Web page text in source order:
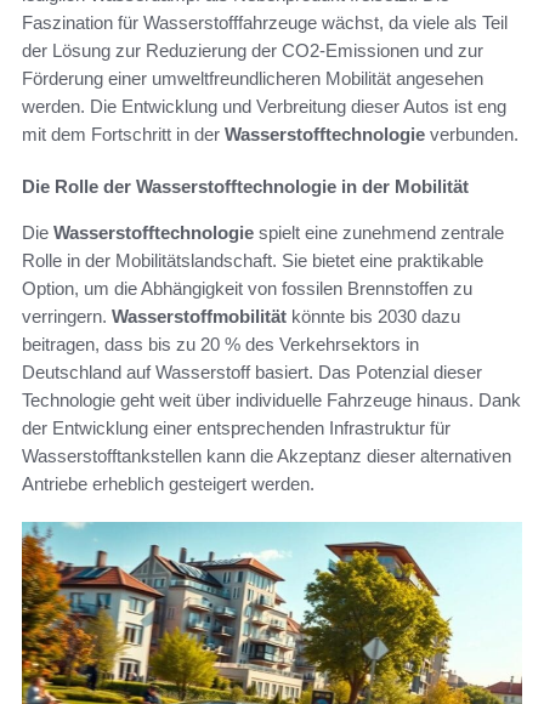
Faszination für Wasserstofffahrzeuge wächst, da viele als Teil
der Lösung zur Reduzierung der CO2-Emissionen und zur
Förderung einer umweltfreundlicheren Mobilität angesehen
werden. Die Entwicklung und Verbreitung dieser Autos ist eng
mit dem Fortschritt in der Wasserstofftechnologie verbunden.
Die Rolle der Wasserstofftechnologie in der Mobilität
Die Wasserstofftechnologie spielt eine zunehmend zentrale
Rolle in der Mobilitätslandschaft. Sie bietet eine praktikable
Option, um die Abhängigkeit von fossilen Brennstoffen zu
verringern. Wasserstoffmobilität könnte bis 2030 dazu
beitragen, dass bis zu 20 % des Verkehrsektors in
Deutschland auf Wasserstoff basiert. Das Potenzial dieser
Technologie geht weit über individuelle Fahrzeuge hinaus. Dank
der Entwicklung einer entsprechenden Infrastruktur für
Wasserstofftankstellen kann die Akzeptanz dieser alternativen
Antriebe erheblich gesteigert werden.